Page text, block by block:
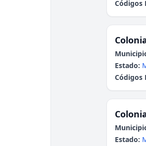
Códigos
Estado:
Códigos
Estado: